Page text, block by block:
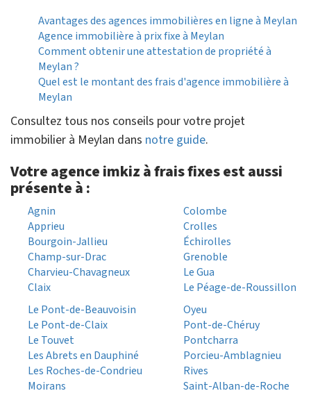
Avantages des agences immobilières en ligne à Meylan
Agence immobilière à prix fixe à Meylan
Comment obtenir une attestation de propriété à
Meylan ?
Quel est le montant des frais d'agence immobilière à
Meylan
Consultez tous nos conseils pour votre projet
immobilier à Meylan dans notre guide.
Votre agence imkiz à frais fixes est aussi
présente à :
Agnin
Apprieu
Bourgoin-Jallieu
Champ-sur-Drac
Charvieu-Chavagneux
Claix
Colombe
Crolles
Échirolles
Grenoble
Le Gua
Le Péage-de-Roussillon
Le Pont-de-Beauvoisin
Le Pont-de-Claix
Le Touvet
Les Abrets en Dauphiné
Les Roches-de-Condrieu
Moirans
Oyeu
Pont-de-Chéruy
Pontcharra
Porcieu-Amblagnieu
Rives
Saint-Alban-de-Roche